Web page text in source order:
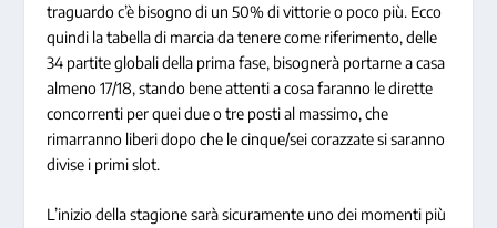
traguardo c’è bisogno di un 50% di vittorie o poco più. Ecco
quindi la tabella di marcia da tenere come riferimento, delle
34 partite globali della prima fase, bisognerà portarne a casa
almeno 17/18, stando bene attenti a cosa faranno le dirette
concorrenti per quei due o tre posti al massimo, che
rimarranno liberi dopo che le cinque/sei corazzate si saranno
divise i primi slot.
L’inizio della stagione sarà sicuramente uno dei momenti più